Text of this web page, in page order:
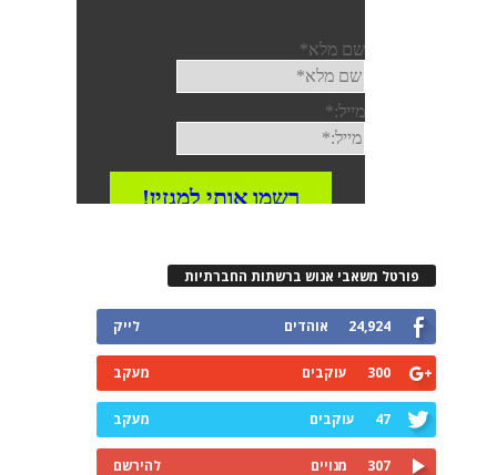
פורטל משאבי אנוש ברשתות החברתיות
24,924 אוהדים לייק
300 עוקבים מעקב
47 עוקבים מעקב
307 מנויים להירשם